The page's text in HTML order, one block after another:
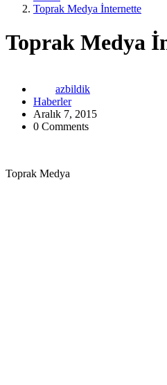
Toprak Medya İnternette
Toprak Medya
azbildik
Haberler
Aralık 7, 2015
0 Comments
Toprak Medya